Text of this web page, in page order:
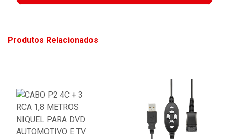
Produtos Relacionados